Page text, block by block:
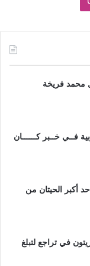
محمد فريخة
فــي خــبر كــــــان
أكبر الحيتان من
في تراجع لتبلغ